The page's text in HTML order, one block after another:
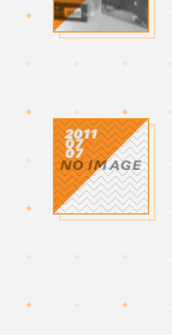
NO IMAGE
2011
07
07